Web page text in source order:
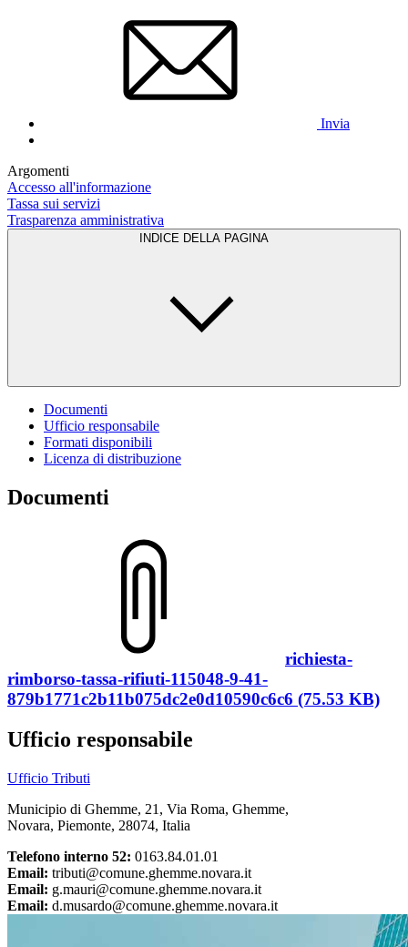
Invia
Argomenti
Accesso all'informazione
Tassa sui servizi
Trasparenza amministrativa
INDICE DELLA PAGINA
Documenti
Ufficio responsabile
Formati disponibili
Licenza di distribuzione
Documenti
richiesta-
rimborso-tassa-rifiuti-115048-9-41-
879b1771c2b11b075dc2e0d10590c6c6 (75.53 KB)
Ufficio responsabile
Ufficio Tributi
Municipio di Ghemme, 21, Via Roma, Ghemme,
Novara, Piemonte, 28074, Italia
Telefono interno 52: 0163.84.01.01
Email: tributi@comune.ghemme.novara.it
Email: g.mauri@comune.ghemme.novara.it
Email: d.musardo@comune.ghemme.novara.it